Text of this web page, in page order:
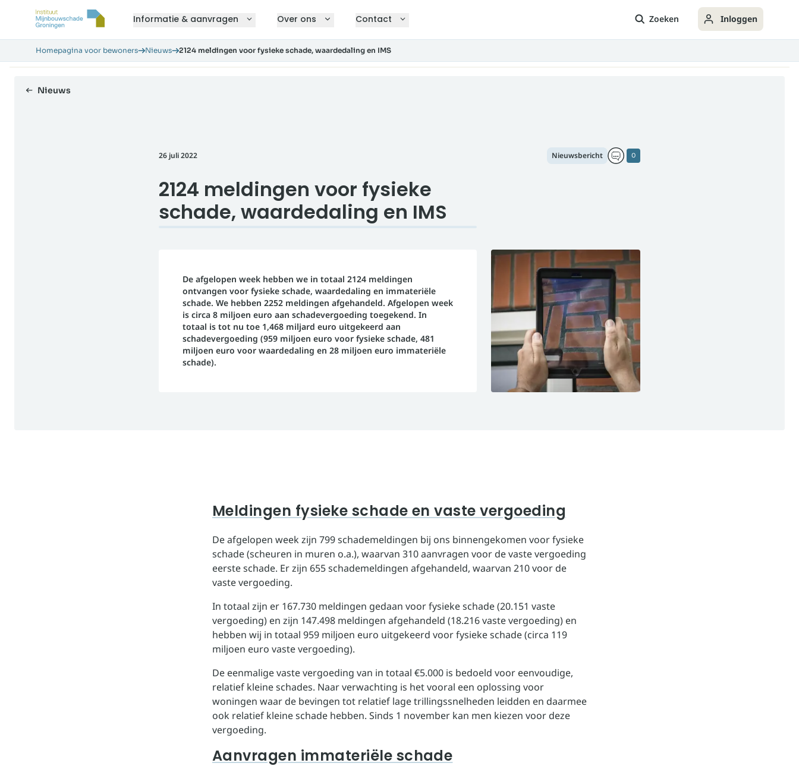
Informatie & aanvragen Over ons Contact Zoeken Inloggen
Homepagina voor bewoners Nieuws 2124 meldingen voor fysieke schade, waardedaling en IMS
Nieuws
26 juli 2022
2124 meldingen voor fysieke
schade, waardedaling en IMS
0
Nieuwsbericht
De afgelopen week hebben we in totaal 2124 meldingen
ontvangen voor fysieke schade, waardedaling en immateriële
schade. We hebben 2252 meldingen afgehandeld. Afgelopen week
is circa 8 miljoen euro aan schadevergoeding toegekend. In
totaal is tot nu toe 1,468 miljard euro uitgekeerd aan
schadevergoeding (959 miljoen euro voor fysieke schade, 481
miljoen euro voor waardedaling en 28 miljoen euro immateriële
schade).
Meldingen fysieke schade en vaste vergoeding
De afgelopen week zijn 799 schademeldingen bij ons binnengekomen voor fysieke
schade (scheuren in muren o.a.), waarvan 310 aanvragen voor de vaste vergoeding
eerste schade. Er zijn 655 schademeldingen afgehandeld, waarvan 210 voor de
vaste vergoeding.
In totaal zijn er 167.730 meldingen gedaan voor fysieke schade (20.151 vaste
vergoeding) en zijn 147.498 meldingen afgehandeld (18.216 vaste vergoeding) en
hebben wij in totaal 959 miljoen euro uitgekeerd voor fysieke schade (circa 119
miljoen euro vaste vergoeding).
De eenmalige vaste vergoeding van in totaal €5.000 is bedoeld voor eenvoudige,
relatief kleine schades. Naar verwachting is het vooral een oplossing voor
woningen waar de bevingen tot relatief lage trillingssnelheden leidden en daarmee
ook relatief kleine schade hebben. Sinds 1 november kan men kiezen voor deze
vergoeding.
Aanvragen immateriële schade